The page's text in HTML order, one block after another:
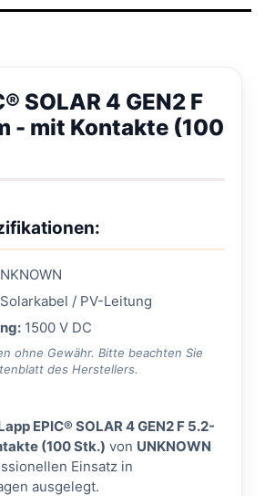
SOLAR 4 GEN2 F
- mit Kontakte (100
Solarkabel / PV-Leitung
1500 V DC
ohne Gewähr. Bitte beachten Sie
des Herstellers.
EPIC® SOLAR 4 GEN2 F 5.2-
(100 Stk.) von UNKNOWN
Einsatz in
ausgelegt.